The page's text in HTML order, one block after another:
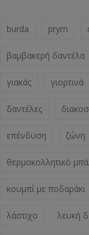
burda prym
βαμβακερή δαντέλα
γιακάς γιορτινά
δαντέλες
επένδυση ζώνη
θερμοκολλητικό
κουμπί με ποδαράκι
λάστιχο λευκή